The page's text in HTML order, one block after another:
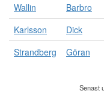
Wallin
Barbro
Karlsson
Dick
Strandberg
Göran
Senast